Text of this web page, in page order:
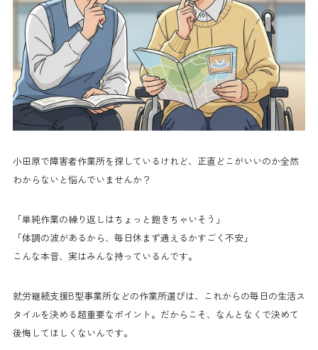
小田原で障害者作業所を探しているけれど、正直どこがいいのか全然
わからないと悩んでいませんか？
「単純作業の繰り返しはちょっと飽きちゃいそう」
「体調の波があるから、毎日休まず通えるかすごく不安」
こんな本音、実はみんな持っているんです。
就労継続支援B型事業所などの作業所選びは、これからの毎日の生活ス
タイルを決める超重要なポイント。だからこそ、なんとなくで決めて
後悔してほしくないんです。